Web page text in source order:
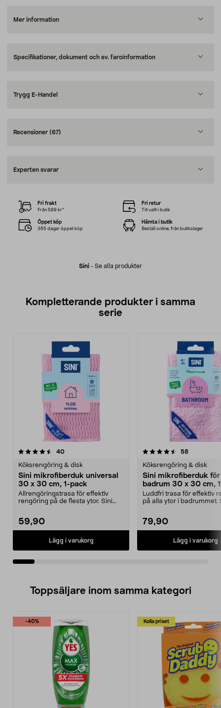
Mer information
Specifikationer, dokument och ev. faroinformation
Trygg E-Handel
Recensioner (67)
Experten svarar
Sini - Se alla produkter
Fri frakt
Från 599 kr*
Fri retur
Till valfri butik
Öppet köp
365 dagar öppet köp
Hämta i butik
Beställ online, från butikslager
Kompletterande produkter i samma
serie
40recensioner
Köksrengöring & disk
Sini mikrofiberduk universal
30 x 30 cm, 1-pack
Allrengöringstrasa för effektiv
rengöring på de flesta ytor. Sini
59,90
Lägg i varukorg
4.5av 5 stjärnor 58recensioner
Köksrengöring & disk
Sini mikrofiberduk för
badrum 30 x 30 cm,
Luddfri trasa för effektiv
på alla ytor i badrummet.
79,90
Lägg i varukorg
4.5av 5 stjärnor
Toppsäljare inom samma kategori
-40% Kolla priset